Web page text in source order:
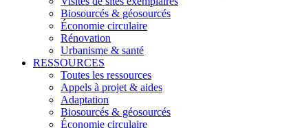
Biosourcés & géosourcés
Économie circulaire
Rénovation
Urbanisme & santé
RESSOURCES
Toutes les ressources
Appels à projet & aides
Adaptation
Biosourcés & géosourcés
Économie circulaire